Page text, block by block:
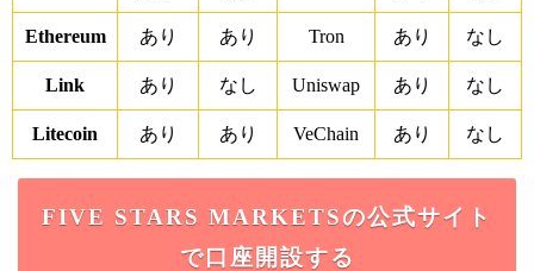
Ethereum あり あり Tron あり なし
Link あり なし Uniswap あり なし
Litecoin あり あり VeChain あり なし
FIVE STARS MARKETSの公式サイト
で口座開設する